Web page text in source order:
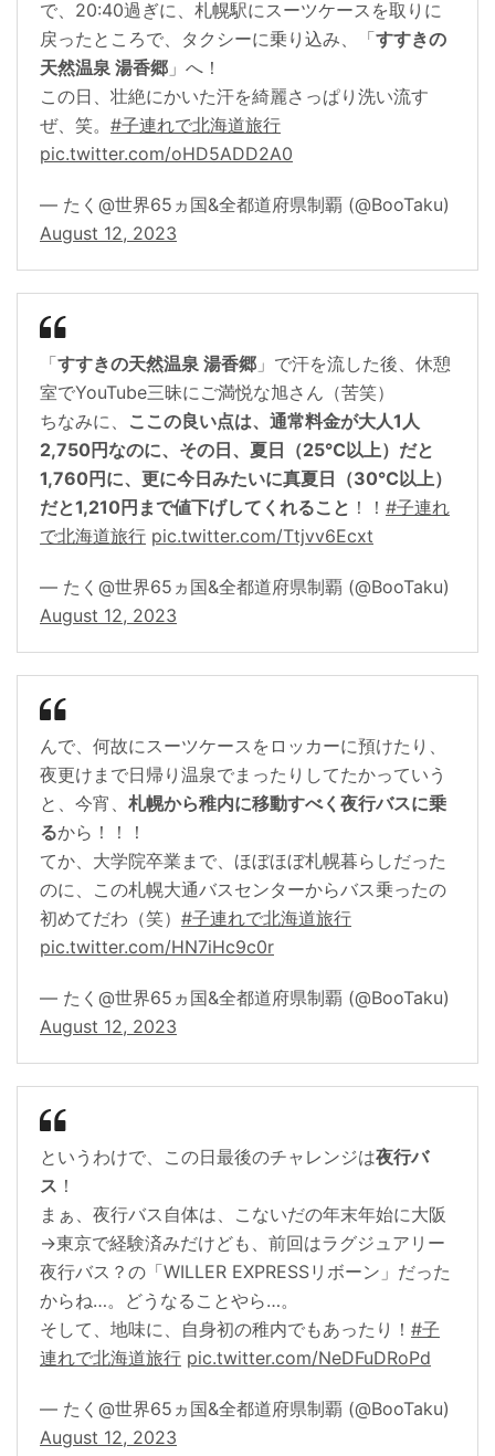
で、20:40過ぎに、札幌駅にスーツケースを取りに
戻ったところで、タクシーに乗り込み、「すすきの
天然温泉 湯香郷 」へ！
この日、壮絶にかいた汗を綺麗さっぱり洗い流す
ぜ、笑。 #子連れで北海道旅行
pic.twitter.com/oHD5ADD2A0
— たく@世界65ヵ国&全都道府県制覇 (@BooTaku)
August 12, 2023
「すすきの天然温泉 湯香郷 」で汗を流した後、休憩
室でYouTube三昧にご満悦な旭さん（苦笑）
ちなみに、 ここの良い点は、通常料金が大人1人
2,750円なのに、その日、夏日（25℃以上）だと
1,760円に、更に今日みたいに真夏日（30℃以上）
だと1,210円まで値下げしてくれること ！！ #子連れ
で北海道旅行 pic.twitter.com/Ttjvv6Ecxt
— たく@世界65ヵ国&全都道府県制覇 (@BooTaku)
August 12, 2023
んで、何故にスーツケースをロッカーに預けたり、
夜更けまで日帰り温泉でまったりしてたかっていう
と、今宵、 札幌から稚内に移動すべく夜行バスに乗
るから！！！
てか、大学院卒業まで、ほぼほぼ札幌暮らしだった
のに、この札幌大通バスセンターからバス乗ったの
初めてだわ（笑） #子連れで北海道旅行
pic.twitter.com/HN7iHc9c0r
— たく@世界65ヵ国&全都道府県制覇 (@BooTaku)
August 12, 2023
というわけで、この日最後のチャレンジは夜行バ
ス ！
まぁ、夜行バス自体は、こないだの年末年始に大阪
→東京で経験済みだけども、前回はラグジュアリー
夜行バス？の「WILLER EXPRESSリボーン」だった
からね…。どうなることやら…。
そして、地味に、自身初の稚内でもあったり！ #子
連れで北海道旅行 pic.twitter.com/NeDFuDRoPd
— たく@世界65ヵ国&全都道府県制覇 (@BooTaku)
August 12, 2023